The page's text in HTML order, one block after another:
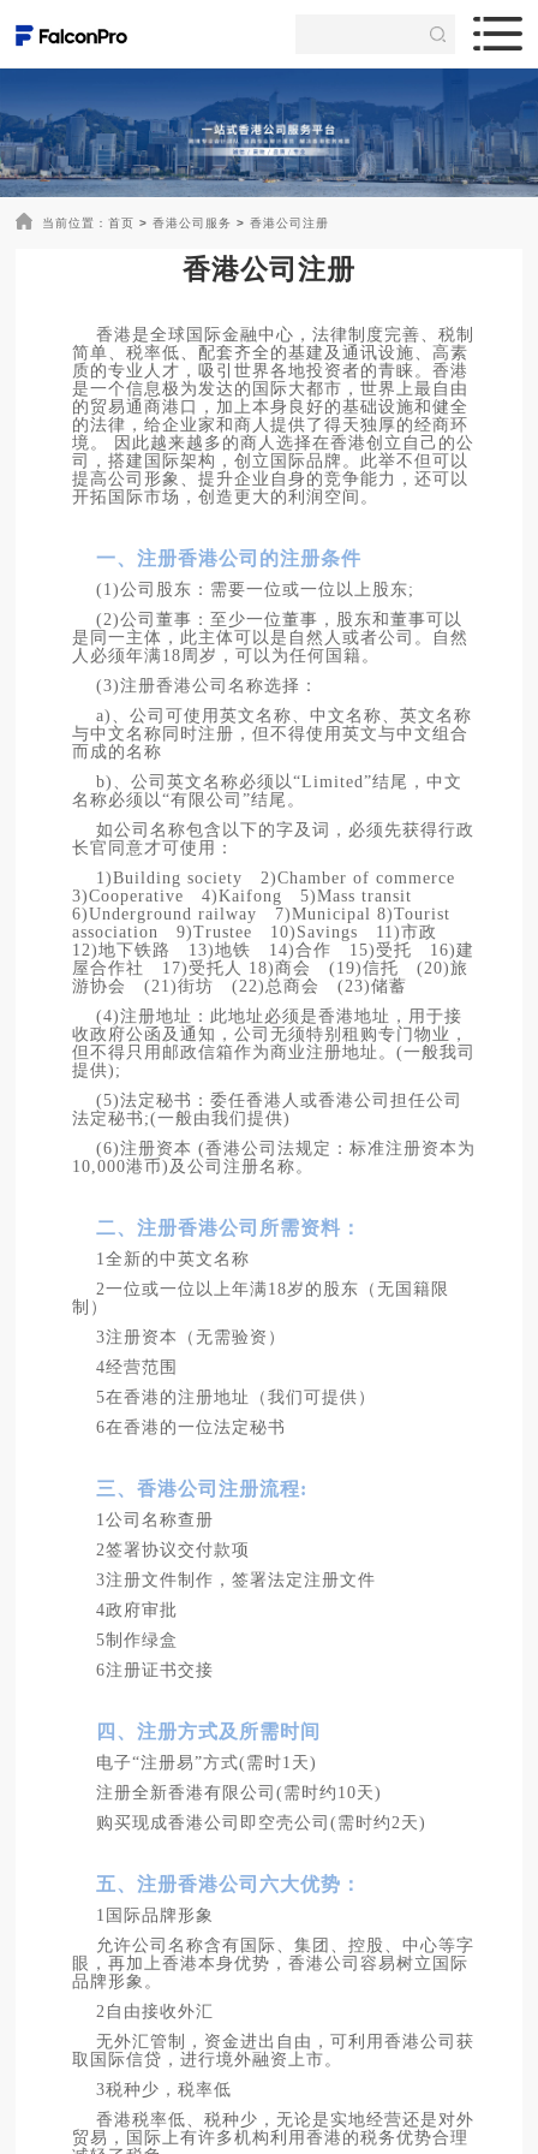
当前位置： 首页 > 香港公司服务 > 香港公司注册
香港公司注册
香港是全球国际金融中心，法律制度完善、税制
简单、税率低、配套齐全的基建及通讯设施、高素
质的专业人才，吸引世界各地投资者的青睐。香港
是一个信息极为发达的国际大都市，世界上最自由
的贸易通商港口，加上本身良好的基础设施和健全
的法律，给企业家和商人提供了得天独厚的经商环
境。 因此越来越多的商人选择在香港创立自己的公
司，搭建国际架构，创立国际品牌。此举不但可以
提高公司形象、提升企业自身的竞争能力，还可以
开拓国际市场，创造更大的利润空间。
一、注册香港公司的注册条件
(1)公司股东：需要一位或一位以上股东;
(2)公司董事：至少一位董事，股东和董事可以
是同一主体，此主体可以是自然人或者公司。自然
人必须年满18周岁，可以为任何国籍。
(3)注册香港公司名称选择：
a)、公司可使用英文名称、中文名称、英文名称
与中文名称同时注册，但不得使用英文与中文组合
而成的名称
b)、公司英文名称必须以“Limited”结尾，中文
名称必须以“有限公司”结尾。
如公司名称包含以下的字及词，必须先获得行政
长官同意才可使用：
1)Building society 2)Chamber of commerce
3)Cooperative 4)Kaifong 5)Mass transit
6)Underground railway 7)Municipal 8)Tourist
association 9)Trustee 10)Savings 11)市政
12)地下铁路 13)地铁 14)合作 15)受托 16)建
屋合作社 17)受托人 18)商会 (19)信托 (20)旅
游协会 (21)街坊 (22)总商会 (23)储蓄
(4)注册地址：此地址必须是香港地址，用于接
收政府公函及通知，公司无须特别租购专门物业，
但不得只用邮政信箱作为商业注册地址。(一般我司
提供);
(5)法定秘书：委任香港人或香港公司担任公司
法定秘书;(一般由我们提供)
(6)注册资本 (香港公司法规定：标准注册资本为
10,000港币)及公司注册名称。
二、注册香港公司所需资料：
1全新的中英文名称
2一位或一位以上年满18岁的股东（无国籍限
制）
3注册资本（无需验资）
4经营范围
5在香港的注册地址（我们可提供）
6在香港的一位法定秘书
三、香港公司注册流程:
1公司名称查册
2签署协议交付款项
3注册文件制作，签署法定注册文件
4政府审批
5制作绿盒
6注册证书交接
四、注册方式及所需时间
电子“注册易”方式(需时1天)
注册全新香港有限公司(需时约10天)
购买现成香港公司即空壳公司(需时约2天)
五、注册香港公司六大优势：
1国际品牌形象
允许公司名称含有国际、集团、控股、中心等字
眼，再加上香港本身优势，香港公司容易树立国际
品牌形象。
2自由接收外汇
无外汇管制，资金进出自由，可利用香港公司获
取国际信贷，进行境外融资上市。
3税种少，税率低
香港税率低、税种少，无论是实地经营还是对外
贸易，国际上有许多机构利用香港的税务优势合理